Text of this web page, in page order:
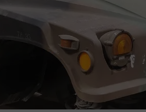
Inwentaryzacja 3D
Modelowanie CAD / BIM
Fotogrametria
Motoryzacja
Muzea i zabytki
Części i elementy
Niestandardowe